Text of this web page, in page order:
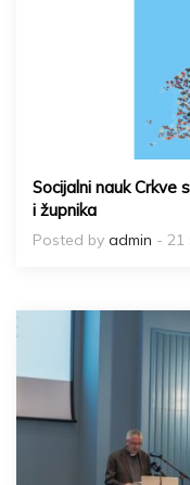
Socijalni nauk Crkve
i župnika
Posted by admin - 21